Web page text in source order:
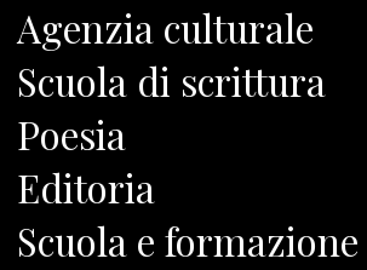
Agenzia culturale
Scuola di scrittura
Poesia
Editoria
Scuola e formazione